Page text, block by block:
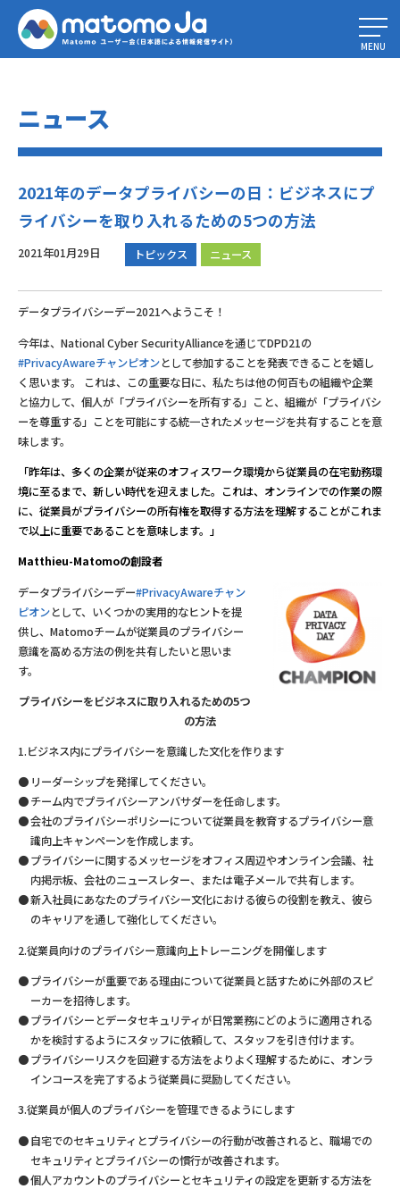
Home»
2021年のデータプライバシーの日：ビジネスにプライバシーを取
り入れるための5つの方法
MENU
ニュース
2021年のデータプライバシーの日：ビジネスにプ
ライバシーを取り入れるための5つの方法
2021年01月29日 トピックス ニュース
データプライバシーデー2021へようこそ！
今年は、National Cyber SecurityAllianceを通じてDPD21の
#PrivacyAwareチャンピオンとして参加することを発表できることを嬉し
く思います。 これは、この重要な日に、私たちは他の何百もの組織や企業
と協力して、個人が「プライバシーを所有する」こと、組織が「プライバシ
ーを尊重する」ことを可能にする統一されたメッセージを共有することを意
味します。
「昨年は、多くの企業が従来のオフィスワーク環境から従業員の在宅勤務環
境に至るまで、新しい時代を迎えました。これは、オンラインでの作業の際
に、従業員がプライバシーの所有権を取得する方法を理解することがこれま
で以上に重要であることを意味します。」
Matthieu-Matomoの創設者
データプライバシーデー#PrivacyAwareチャン
ピオンとして、いくつかの実用的なヒントを提
供し、Matomoチームが従業員のプライバシー
意識を高める方法の例を共有したいと思いま
す。
プライバシーをビジネスに取り入れるための5つ
の方法
1.ビジネス内にプライバシーを意識した文化を作ります
リーダーシップを発揮してください。
チーム内でプライバシーアンバサダーを任命します。
会社のプライバシーポリシーについて従業員を教育するプライバシー意
識向上キャンペーンを作成します。
プライバシーに関するメッセージをオフィス周辺やオンライン会議、社
内掲示板、会社のニュースレター、または電子メールで共有します。
新入社員にあなたのプライバシー文化における彼らの役割を教え、彼ら
のキャリアを通して強化してください。
2.従業員向けのプライバシー意識向上トレーニングを開催します
プライバシーが重要である理由について従業員と話すために外部のスピ
ーカーを招待します。
プライバシーとデータセキュリティが日常業務にどのように適用される
かを検討するようにスタッフに依頼して、スタッフを引き付けます。
プライバシーリスクを回避する方法をよりよく理解するために、オンラ
インコースを完了するよう従業員に奨励してください。
3.従業員が個人のプライバシーを管理できるようにします
自宅でのセキュリティとプライバシーの行動が改善されると、職場での
セキュリティとプライバシーの慣行が改善されます。
個人アカウントのプライバシーとセキュリティの設定を更新する方法を